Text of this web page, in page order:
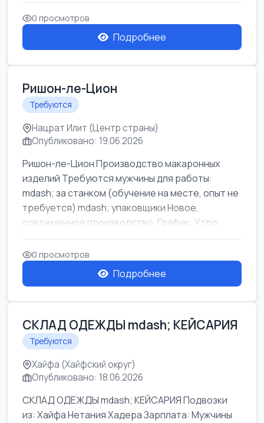
0 просмотров
Подробнее
Ришон-ле-Цион
Требуются
Нацрат Илит (Центр страны)
Опубликовано: 19.06.2026
Ришон-ле-Цион Производство макаронных
изделий Требуются мужчины для работы:
mdash; за станком (обучение на месте, опыт не
требуется) mdash; упаковщики Новое,
современное производство. График: Утро
mda...
0 просмотров
Подробнее
СКЛАД ОДЕЖДЫ mdash; КЕЙСАРИЯ
Требуются
Хайфа (Хайфский округ)
Опубликовано: 18.06.2026
СКЛАД ОДЕЖДЫ mdash; КЕЙСАРИЯ Подвозки
из: Хайфа Нетания Хадера Зарплата: Мужчины